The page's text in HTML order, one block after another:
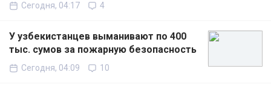
Сегодня, 04:17 4
У узбекистанцев выманивают по 400
тыс. сумов за пожарную безопасность
Сегодня, 04:09 10